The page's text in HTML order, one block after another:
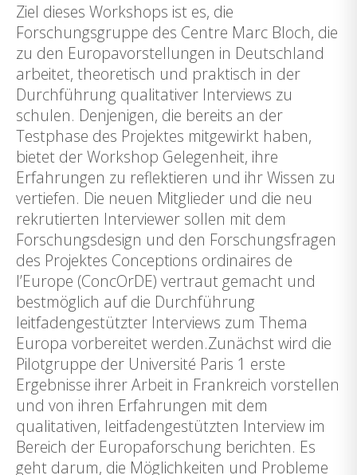
Ziel dieses Workshops ist es, die
Forschungsgruppe des Centre Marc Bloch, die
zu den Europavorstellungen in Deutschland
arbeitet, theoretisch und praktisch in der
Durchführung qualitativer Interviews zu
schulen. Denjenigen, die bereits an der
Testphase des Projektes mitgewirkt haben,
bietet der Workshop Gelegenheit, ihre
Erfahrungen zu reflektieren und ihr Wissen zu
vertiefen. Die neuen Mitglieder und die neu
rekrutierten Interviewer sollen mit dem
Forschungsdesign und den Forschungsfragen
des Projektes Conceptions ordinaires de
l’Europe (ConcOrDE) vertraut gemacht und
bestmöglich auf die Durchführung
leitfadengestützter Interviews zum Thema
Europa vorbereitet werden.Zunächst wird die
Pilotgruppe der Université Paris 1 erste
Ergebnisse ihrer Arbeit in Frankreich vorstellen
und von ihren Erfahrungen mit dem
qualitativen, leitfadengestützten Interview im
Bereich der Europaforschung berichten. Es
geht darum, die Möglichkeiten und Probleme